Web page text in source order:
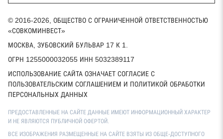
© 2016-2026, ОБЩЕСТВО С ОГРАНИЧЕННОЙ ОТВЕТСТВЕННОСТЬЮ
«СОВКОМИНВЕСТ»
МОСКВА, ЗУБОВСКИЙ БУЛЬВАР 17 К 1.
ОГРН 1255000032055 ИНН 5032389117
ИСПОЛЬЗОВАНИЕ САЙТА ОЗНАЧАЕТ СОГЛАСИЕ С
ПОЛЬЗОВАТЕЛЬСКИМ СОГЛАШЕНИЕМ И ПОЛИТИКОЙ ОБРАБОТКИ
ПЕРСОНАЛЬНЫХ ДАННЫХ
ПРЕДОСТАВЛЕННЫЕ НА САЙТЕ ДАННЫЕ ИМЕЮТ ИНФОРМАЦИОННЫЙ ХАРАКТЕР
И НЕ ЯВЛЯЮТСЯ ПУБЛИЧНОЙ ОФЕРТОЙ.
ВСЕ ИЗОБРАЖЕНИЯ РАЗМЕЩЕННЫЕ НА САЙТЕ ВЗЯТЫ ИЗ ОБЩЕ-ДОСТУПНОГО